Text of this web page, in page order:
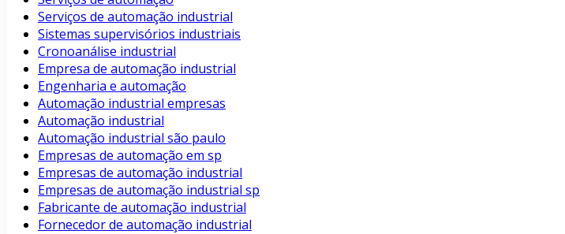
Serviços de automação industrial
Sistemas supervisórios industriais
Cronoanálise industrial
Empresa de automação industrial
Engenharia e automação
Automação industrial empresas
Automação industrial
Automação industrial são paulo
Empresas de automação em sp
Empresas de automação industrial
Empresas de automação industrial sp
Fabricante de automação industrial
Fornecedor de automação industrial